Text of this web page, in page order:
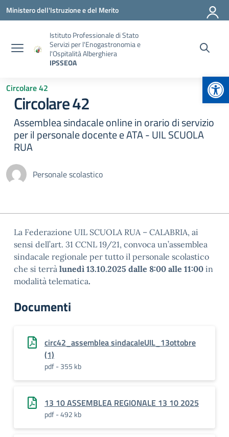
Vai ai contenuti
Vai al menu di navigazione
Vai al footer
Ministero dell'Istruzione e del Merito
Istituto Professionale di Stato
Servizi per l'Enogastronomia e
l'Ospitalità Alberghiera
IPSSEOA
Circolare 42
Circolare 42
Assemblea sindacale online in orario di servizio
per il personale docente e ATA - UIL SCUOLA
RUA
Personale scolastico
La Federazione UIL SCUOLA RUA – CALABRIA, ai
sensi dell’art. 31 CCNL 19/21, convoca un’assemblea
sindacale regionale per tutto il personale scolastico
che si terrà lunedì 13.10.2025 dalle 8:00 alle 11:00 in
modalità telematica.
Documenti
circ42_assemblea sindacaleUIL_13ottobre
(1)
pdf - 355 kb
13 10 ASSEMBLEA REGIONALE 13 10 2025
pdf - 492 kb